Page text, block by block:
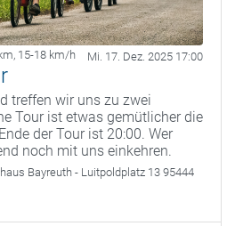
, 15-18 km/h Mi. 17. Dez. 2025 17:00
treffen wir uns zu zwei
Tour ist etwas gemütlicher die
der Tour ist 20:00. Wer
noch mit uns einkehren.
Bayreuth - Luitpoldplatz 13 95444